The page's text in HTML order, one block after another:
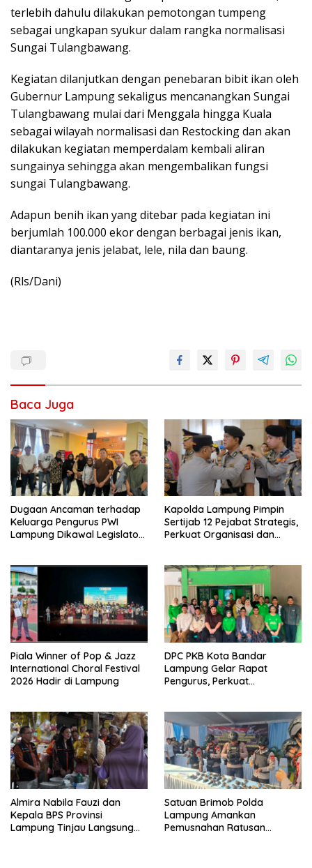
terlebih dahulu dilakukan pemotongan tumpeng
sebagai ungkapan syukur dalam rangka normalisasi
Sungai Tulangbawang.
Kegiatan dilanjutkan dengan penebaran bibit ikan oleh
Gubernur Lampung sekaligus mencanangkan Sungai
Tulangbawang mulai dari Menggala hingga Kuala
sebagai wilayah normalisasi dan Restocking dan akan
dilakukan kegiatan memperdalam kembali aliran
sungainya sehingga akan mengembalikan fungsi
sungai Tulangbawang.
Adapun benih ikan yang ditebar pada kegiatan ini
berjumlah 100.000 ekor dengan berbagai jenis ikan,
diantaranya jenis jelabat, lele, nila dan baung.
(Rls/Dani)
Baca Juga
Dugaan Ancaman terhadap
Keluarga Pengurus PWI
Lampung Dikawal Legislator
Kapolda Lampung Pimpin
Sertijab 12 Pejabat Strategis,
Perkuat Organisasi dan
Piala Winner of Pop & Jazz
International Choral Festival
2026 Hadir di Lampung
DPC PKB Kota Bandar
Lampung Gelar Rapat
Pengurus, Perkuat
Rakyat
Almira Nabila Fauzi dan
Kepala BPS Provinsi
Lampung Tinjau Langsung
Satuan Brimob Polda
Lampung Amankan
Pemusnahan Ratusan